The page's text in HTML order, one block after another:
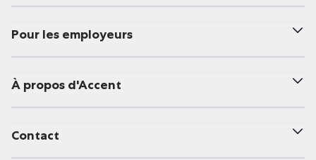
Pour les employeurs
À propos d'Accent
Contact